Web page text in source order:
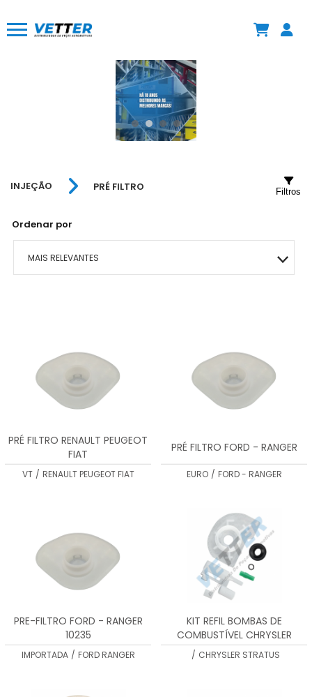
INJEÇÃO PRÉ FILTRO
Ordenar por
MAIS RELEVANTES
MAIOR PREÇO
Filtros
PRÉ FILTRO RENAULT PEUGEOT
FIAT
VT / RENAULT PEUGEOT FIAT
PRÉ FILTRO FORD - RANGER
EURO / FORD - RANGER
PRE-FILTRO FORD - RANGER
10235
IMPORTADA / FORD RANGER
KIT REFIL BOMBAS DE
COMBUSTÍVEL CHRYSLER
STRATUS
/ CHRYSLER STRATUS